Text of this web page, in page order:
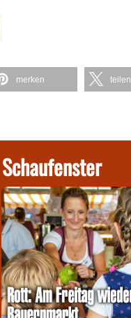
merken teilen
Schaufenster